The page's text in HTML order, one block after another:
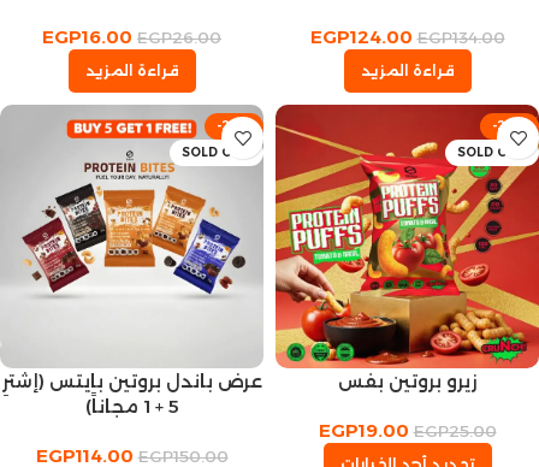
EGP134.00
EGP124.00
قراءة المزيد
EGP26.00
EGP16.00
قراءة المزيد
-24%
SOLD OUT
زيرو بروتين بفس
EGP25.00
EGP19.00
-24%
SOLD OUT
عرض باندل بروتين بايتس (إشترِ
5 + 1 مجاناً)
EGP150.00
EGP114.00